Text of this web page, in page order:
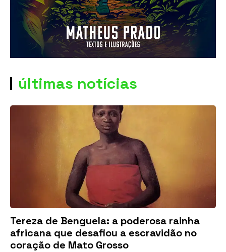
últimas notícias
Tereza de Benguela: a poderosa rainha
africana que desafiou a escravidão no
coração de Mato Grosso